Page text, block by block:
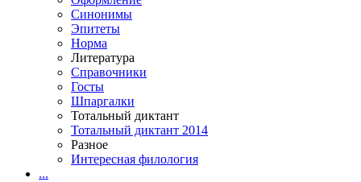
Синонимы
Эпитеты
Норма
Литература
Справочники
Госты
Шпаргалки
Тотальный диктант
Тотальный диктант 2014
Разное
Интересная филология
...